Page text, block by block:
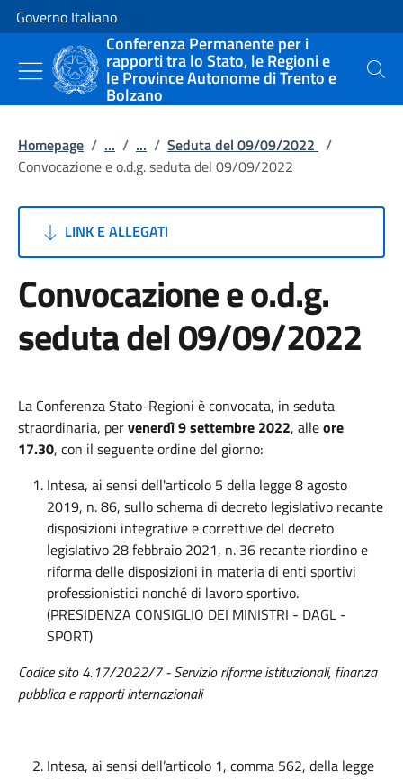
Vai al contenuto
Vai alla navigazione del sito
Governo Italiano
Conferenza Permanente per i
rapporti tra lo Stato, le Regioni e
le Province Autonome di Trento e
Bolzano
Cerca
Homepage / ... / ... / Seduta del 09/09/2022 /
Convocazione e o.d.g. seduta del 09/09/2022
LINK E ALLEGATI
Convocazione e o.d.g.
seduta del 09/09/2022
La Conferenza Stato-Regioni è convocata, in seduta
straordinaria, pervenerdì 9 settembre 2022, alleore
17.30, con il seguente ordine del giorno:
Intesa, ai sensi dell'articolo 5 della legge 8 agosto
2019, n. 86, sullo schema di decreto legislativo recante
disposizioni integrative e correttive del decreto
legislativo 28 febbraio 2021, n. 36 recante riordino e
riforma delle disposizioni in materia di enti sportivi
professionistici nonché di lavoro sportivo.
(PRESIDENZA CONSIGLIO DEI MINISTRI - DAGL -
SPORT)
Codice sito 4.17/2022/7 - Servizio riforme istituzionali, finanza
pubblica e rapporti internazionali
Intesa, ai sensi dell’articolo 1, comma 562, della legge